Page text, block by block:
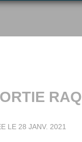
LE 28 JANV. 2021